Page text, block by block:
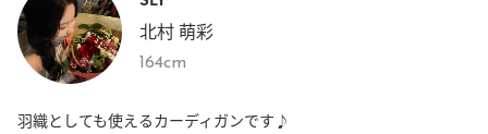
北村 萌彩
164cm
羽織としても使えるカーディガンです♪